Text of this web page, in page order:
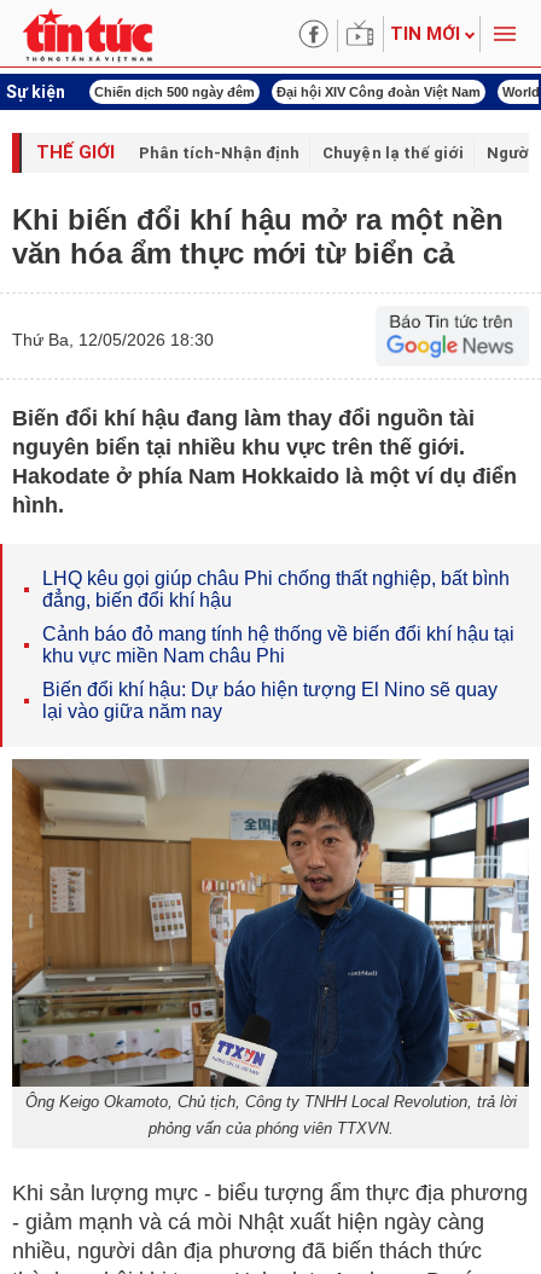
TIN MỚI
Sự kiện
ngày đêm Đại hội XIV Công đoàn Việt Nam World Cup 2026 Kỳ họp thứ
THẾ GIỚI Phân tích-Nhận định Chuyện lạ thế giới Người
Khi biến đổi khí hậu mở ra một nền
văn hóa ẩm thực mới từ biển cả
Thứ Ba, 12/05/2026 18:30
Biến đổi khí hậu đang làm thay đổi nguồn tài
nguyên biển tại nhiều khu vực trên thế giới.
Hakodate ở phía Nam Hokkaido là một ví dụ điển
hình.
LHQ kêu gọi giúp châu Phi chống thất nghiệp, bất bình
đẳng, biến đổi khí hậu
Cảnh báo đỏ mang tính hệ thống về biến đổi khí hậu tại
khu vực miền Nam châu Phi
Biến đổi khí hậu: Dự báo hiện tượng El Nino sẽ quay
lại vào giữa năm nay
Ông Keigo Okamoto, Chủ tịch, Công ty TNHH Local Revolution, trả lời
phỏng vấn của phóng viên TTXVN.
Khi sản lượng mực - biểu tượng ẩm thực địa phương
- giảm mạnh và cá mòi Nhật xuất hiện ngày càng
nhiều, người dân địa phương đã biến thách thức